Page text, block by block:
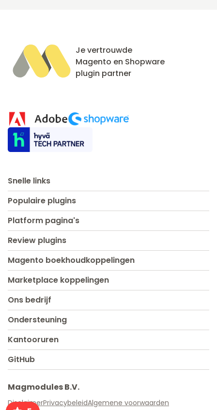
Je vertrouwde
Magento en Shopware
plugin partner
Snelle links
Populaire plugins
Platform pagina's
Review plugins
Magento boekhoudkoppelingen
Marketplace koppelingen
Ons bedrijf
Ondersteuning
Kantooruren
GitHub
Magmodules B.V.
DisclaimerPrivacybeleidAlgemene voorwaarden